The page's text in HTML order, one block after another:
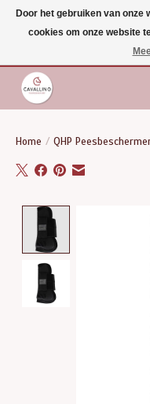
Gratis verzending vanaf €75
dezelfde dag verzonden |
Home / QHP
Product
Door het gebruiken van onze
cookies om onze website